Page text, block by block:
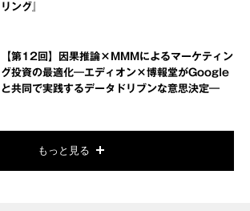
リング』
【第12回】因果推論×MMMによるマーケティン
グ投資の最適化―エディオン×博報堂がGoogle
と共同で実践するデータドリブンな意思決定―
もっと見る